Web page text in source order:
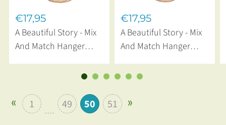
€17,95
A Beautiful Story - Mix
And Match Hanger
€17,95
A Beautiful Story - Mix
And Match Hanger
Munt Gold Plated
1 49 50 51